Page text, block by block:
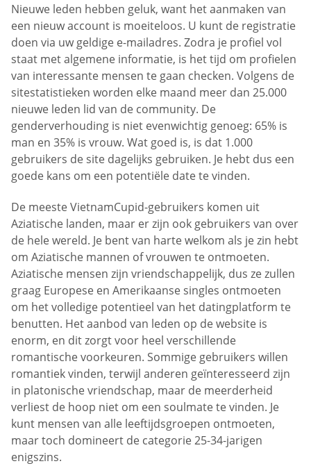
Nieuwe leden hebben geluk, want het aanmaken van
een nieuw account is moeiteloos. U kunt de registratie
doen via uw geldige e-mailadres. Zodra je profiel vol
staat met algemene informatie, is het tijd om profielen
van interessante mensen te gaan checken. Volgens de
sitestatistieken worden elke maand meer dan 25.000
nieuwe leden lid van de community. De
genderverhouding is niet evenwichtig genoeg: 65% is
man en 35% is vrouw. Wat goed is, is dat 1.000
gebruikers de site dagelijks gebruiken. Je hebt dus een
goede kans om een potentiële date te vinden.
De meeste VietnamCupid-gebruikers komen uit
Aziatische landen, maar er zijn ook gebruikers van over
de hele wereld. Je bent van harte welkom als je zin hebt
om Aziatische mannen of vrouwen te ontmoeten.
Aziatische mensen zijn vriendschappelijk, dus ze zullen
graag Europese en Amerikaanse singles ontmoeten
om het volledige potentieel van het datingplatform te
benutten. Het aanbod van leden op de website is
enorm, en dit zorgt voor heel verschillende
romantische voorkeuren. Sommige gebruikers willen
romantiek vinden, terwijl anderen geïnteresseerd zijn
in platonische vriendschap, maar de meerderheid
verliest de hoop niet om een soulmate te vinden. Je
kunt mensen van alle leeftijdsgroepen ontmoeten,
maar toch domineert de categorie 25-34-jarigen
enigszins.